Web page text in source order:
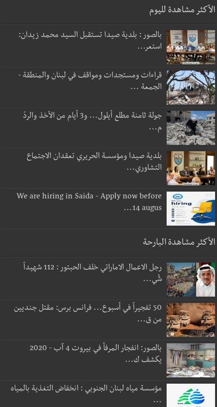
الأكثر مشاهدة لليوم
بالصور : بلدية صيدا تستقبل السيد محمد زيدان:
استعر...
قراءات ومستجدات ومواقف في لبنان والمنطقة -
الجمعة ...
جولة ثامنة مطلع أيلول... و3 أيام من الأخذ والردّ
م...
بلدية صيدا ومؤسسة الحريري تعقدان الاجتماع
التشاوري...
We are hiring in Saida - Apply now before
14 augus...
الأكثر مشاهدة البارحة
رجل الاعمال الاماراتي خلف الحبتور : 112 شهيداً
شُي...
50 تفجيراً في أسبوع... فرانس برس: مقتل جنديين
من ق...
بالصور: انفجار المرفأ في بيروت 4 آب - 2020
يكشف ك...
مؤسسة مياه لبنان الجنوبي : انخفاض التغذية بالمياه
...